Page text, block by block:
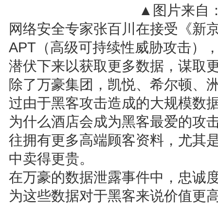
▲图片来自
网络安全专家张百川在接受《新
APT（高级可持续性威胁攻击）
潜伏下来以获取更多数据，谋取
除了万豪集团，凯悦、希尔顿、
过由于黑客攻击造成的大规模数
为什么酒店会成为黑客最爱的攻
往拥有更多高端顾客资料，尤其
中卖得更贵。
在万豪的数据泄露事件中，忠诚
为这些数据对于黑客来说价值更